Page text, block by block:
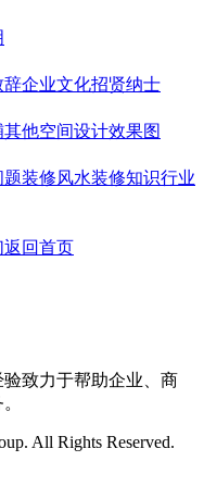
辞企业文化招贤纳士
其他空间设计效果图
题装修风水装修知识行业
返回首页
致力于帮助企业、商
All Rights Reserved.